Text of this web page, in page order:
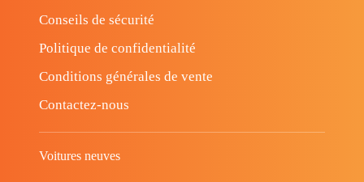
Conseils de sécurité
Politique de confidentialité
Conditions générales de vente
Contactez-nous
Voitures neuves